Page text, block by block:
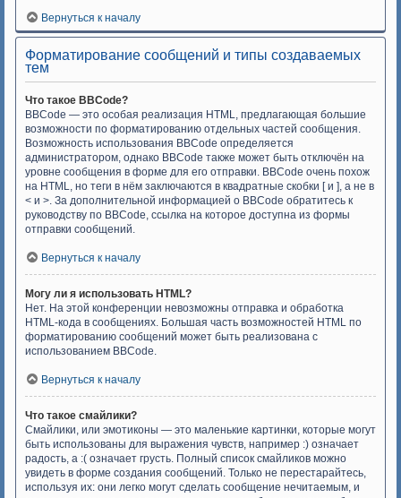
Вернуться к началу
Форматирование сообщений и типы создаваемых
тем
Что такое BBCode?
BBCode — это особая реализация HTML, предлагающая большие
возможности по форматированию отдельных частей сообщения.
Возможность использования BBCode определяется
администратором, однако BBCode также может быть отключён на
уровне сообщения в форме для его отправки. BBCode очень похож
на HTML, но теги в нём заключаются в квадратные скобки [ и ], а не в
< и >. За дополнительной информацией о BBCode обратитесь к
руководству по BBCode, ссылка на которое доступна из формы
отправки сообщений.
Вернуться к началу
Могу ли я использовать HTML?
Нет. На этой конференции невозможны отправка и обработка
HTML-кода в сообщениях. Большая часть возможностей HTML по
форматированию сообщений может быть реализована с
использованием BBCode.
Вернуться к началу
Что такое смайлики?
Смайлики, или эмотиконы — это маленькие картинки, которые могут
быть использованы для выражения чувств, например :) означает
радость, а :( означает грусть. Полный список смайликов можно
увидеть в форме создания сообщений. Только не перестарайтесь,
используя их: они легко могут сделать сообщение нечитаемым, и